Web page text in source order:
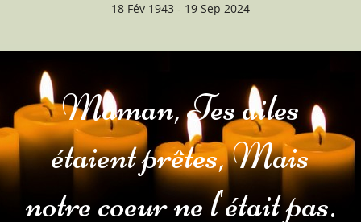
18 Fév 1943 - 19 Sep 2024
Maman, Tes ailes
étaient prêtes, Mais
notre coeur ne l'était pas.